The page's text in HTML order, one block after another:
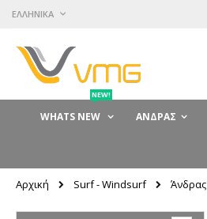
Μετάβαση
περιεχόμενο
ΓΛΏΣΣΑ
ΕΛΛΗΝΙΚΆ
WHATS NEW
NEW!
ΆΝΔΡΑΣ
Αρχική Surf - Windsurf Άνδρας